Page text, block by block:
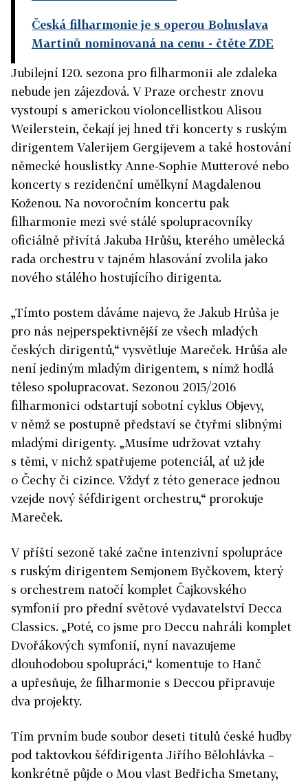
Česká filharmonie je s operou Bohuslava
Martinů nominovaná na cenu - čtěte ZDE
Jubilejní 120. sezona pro filharmonii ale zdaleka
nebude jen zájezdová. V Praze orchestr znovu
vystoupí s americkou violoncellistkou Alisou
Weilerstein, čekají jej hned tři koncerty s ruským
dirigentem Valerijem Gergijevem a také hostování
německé houslistky Anne-Sophie Mutterové nebo
koncerty s rezidenční umělkyní Magdalenou
Koženou. Na novoročním koncertu pak
filharmonie mezi své stálé spolupracovníky
oficiálně přivítá Jakuba Hrůšu, kterého umělecká
rada orchestru v tajném hlasování zvolila jako
nového stálého hostujícího dirigenta.
„Tímto postem dáváme najevo, že Jakub Hrůša je
pro nás nejperspektivnější ze všech mladých
českých dirigentů,“ vysvětluje Mareček. Hrůša ale
není jediným mladým dirigentem, s nímž hodlá
těleso spolupracovat. Sezonou 2015/2016
filharmonici odstartují sobotní cyklus Objevy,
v němž se postupně představí se čtyřmi slibnými
mladými dirigenty. „Musíme udržovat vztahy
s těmi, v nichž spatřujeme potenciál, ať už jde
o Čechy či cizince. Vždyť z této generace jednou
vzejde nový šéfdirigent orchestru,“ prorokuje
Mareček.
V příští sezoně také začne intenzivní spolupráce
s ruským dirigentem Semjonem Byčkovem, který
s orchestrem natočí komplet Čajkovského
symfonií pro přední světové vydavatelství Decca
Classics. „Poté, co jsme pro Deccu nahráli komplet
Dvořákových symfonií, nyní navazujeme
dlouhodobou spolupráci,“ komentuje to Hanč
a upřesňuje, že filharmonie s Deccou připravuje
dva projekty.
Tím prvním bude soubor deseti titulů české hudby
pod taktovkou šéfdirigenta Jiřího Bělohlávka –
konkrétně půjde o Mou vlast Bedřicha Smetany,